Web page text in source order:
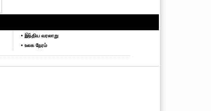
• இந்திய வரலாறு
• உலக நேரம்